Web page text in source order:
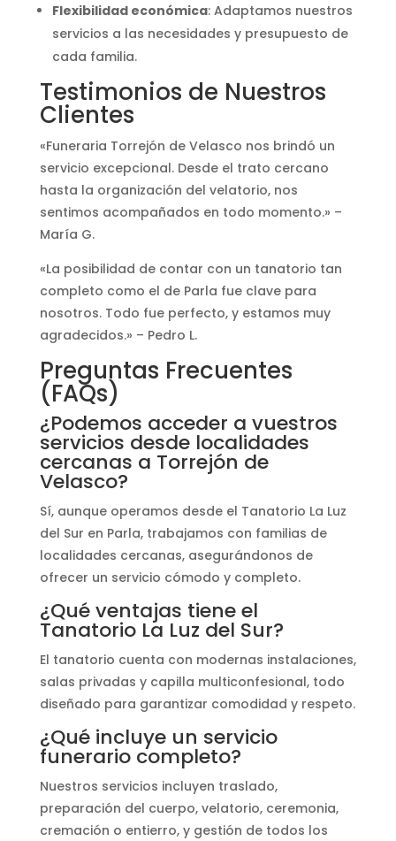
Flexibilidad económica: Adaptamos nuestros
servicios a las necesidades y presupuesto de
cada familia.
Testimonios de Nuestros
Clientes
«Funeraria Torrejón de Velasco nos brindó un
servicio excepcional. Desde el trato cercano
hasta la organización del velatorio, nos
sentimos acompañados en todo momento.» –
María G.
«La posibilidad de contar con un tanatorio tan
completo como el de Parla fue clave para
nosotros. Todo fue perfecto, y estamos muy
agradecidos.» – Pedro L.
Preguntas Frecuentes
(FAQs)
¿Podemos acceder a vuestros
servicios desde localidades
cercanas a Torrejón de
Velasco?
Sí, aunque operamos desde el Tanatorio La Luz
del Sur en Parla, trabajamos con familias de
localidades cercanas, asegurándonos de
ofrecer un servicio cómodo y completo.
¿Qué ventajas tiene el
Tanatorio La Luz del Sur?
El tanatorio cuenta con modernas instalaciones,
salas privadas y capilla multiconfesional, todo
diseñado para garantizar comodidad y respeto.
¿Qué incluye un servicio
funerario completo?
Nuestros servicios incluyen traslado,
preparación del cuerpo, velatorio, ceremonia,
cremación o entierro, y gestión de todos los